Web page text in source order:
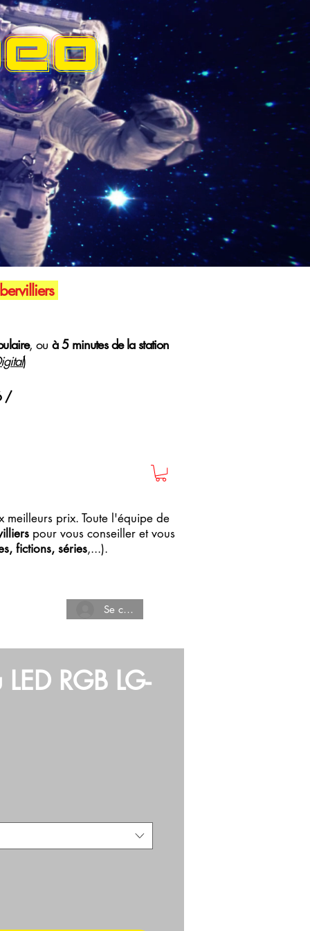
, ou à 5 minutes de la station
)
/
meilleurs prix. Toute l'équipe de
pour vous conseiller et vous
fictions, séries,...).
Se connecter
RGB LG-